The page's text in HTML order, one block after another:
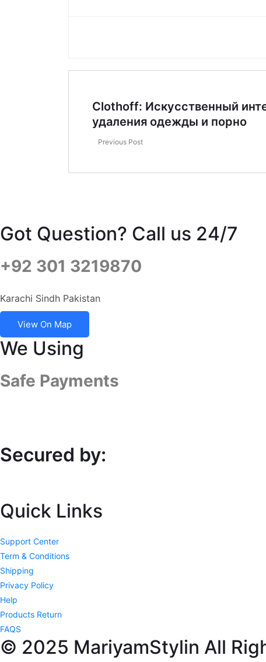
Clothoff: Искусственный
удаления одежды и порно
Previous Post
Got Question? Call us 24/7
+92 301 3219870
Karachi Sindh Pakistan
View On Map
We Using
Safe Payments
Secured by:
Quick Links
Support Center
Term & Conditions
Shipping
Privacy Policy
Help
Products Return
FAQS
© 2025 MariyamStylin All